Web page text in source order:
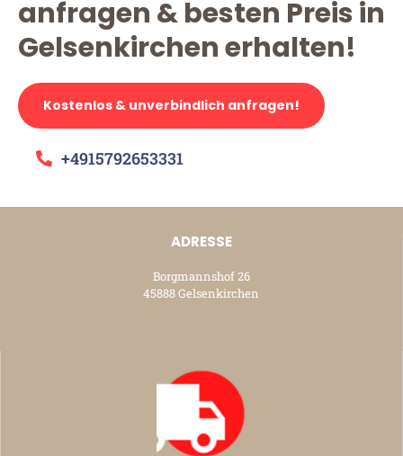
anfragen & besten Preis in
Gelsenkirchen erhalten!
Kostenlos & unverbindlich anfragen!
+4915792653331
ADRESSE
Borgmannshof 26
45888 Gelsenkirchen